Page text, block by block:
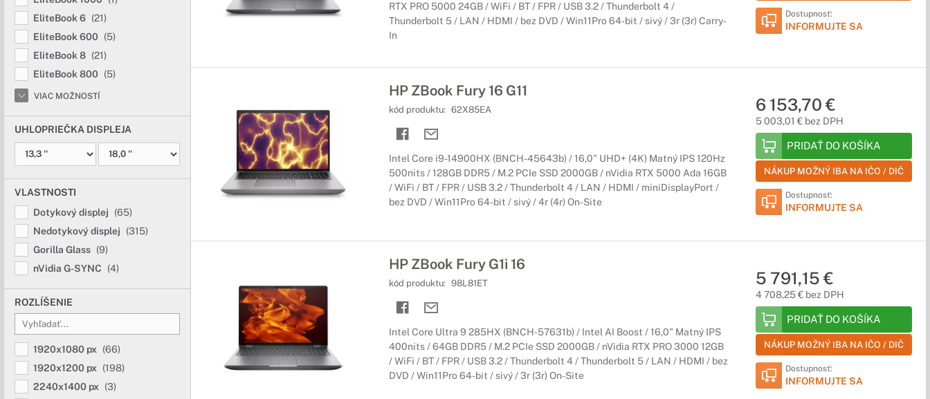
Tieto notebooky sú určené od surfovania po internete až po nenáročné grafické úlohy. Ich prednou vlastnosťou je skvelý pomer cena/výkon. Preto sú
vhodnou voľbou pre ľudí, ktorí hľadajú cenovo dostupný notebook.
Pracovné notebooky HP
Pre profesionálne notebooky je typický vysoký výkon a kvalitné spracovanie z prémiových materiálov. Sú určené najmä pre ľudí, ktorí potrebujú spoľahlivý
notebook na každodennú náročnú prácu.
Herné notebooky HP
Úžasný herný výkon
Herné notebooky v sebe kombinujú výkonné komponenty s telom, ktoré notebooku poskytuje dokonalé chladenie. Medzi najdôležitejšie parametre
Stvorený pre hru
S notebookom Victus získate všestranného spoločníka do hry. Procesory najnovšej generácie, výkonné grafické karty či kvalitný displej a vylepšený
systém chladenia, to všetko oceníte pri pravidelnom hraní.
Notebooky HP OmniBook
EliteBook 6 (21)
EliteBook 600
(5)
EliteBook 8 (21)
EliteBook 800
(5)
VIAC MOŽNOSTÍ
UHLOPRIEČKA DISPLEJA
VLASTNOSTI
Dotykový displej
(65)
Nedotykový displej
(315)
Gorilla Glass (9)
nVidia G-SYNC
(4)
ROZLÍŠENIE
1920x1080 px
(66)
1920x1200 px
(198)
2240x1400 px
(3)
RTX PRO 5000 24GB / WiFi / BT / FPR / USB 3.2 / Thunderbolt 4 /
Thunderbolt 5 / LAN / HDMI / bez DVD / Win11Pro 64-bit / sivý / 3r (3r) Carry-
In
Dostupnosť:
INFORMUJTE SA
HP ZBook Fury 16 G11
kód produktu: 62X85EA
Intel Core i9-14900HX (BNCH-45643b) / 16,0" UHD+ (4K) Matný IPS 120Hz
500nits / 128GB DDR5 / M.2 PCIe SSD 2000GB / nVidia RTX 5000 Ada 16GB
/ WiFi / BT / FPR / USB 3.2 / Thunderbolt 4 / LAN / HDMI / miniDisplayPort /
bez DVD / Win11Pro 64-bit / sivý / 4r (4r) On-Site
6 153,70 €
5 003,01 € bez DPH
PRIDAŤ DO KOŠÍKA
NÁKUP MOŽNÝ IBA NA IČO / DIČ
Dostupnosť:
INFORMUJTE SA
HP ZBook Fury G1i 16
kód produktu: 98L81ET
Intel Core Ultra 9 285HX (BNCH-57631b) / Intel AI Boost / 16,0" Matný IPS
400nits / 64GB DDR5 / M.2 PCIe SSD 2000GB / nVidia RTX PRO 3000 12GB
/ WiFi / BT / FPR / USB 3.2 / Thunderbolt 4 / Thunderbolt 5 / LAN / HDMI / bez
DVD / Win11Pro 64-bit / sivý / 3r (3r) On-Site
5 791,15 €
4 708,25 € bez DPH
PRIDAŤ DO KOŠÍKA
NÁKUP MOŽNÝ IBA NA IČO / DIČ
Dostupnosť:
INFORMUJTE SA